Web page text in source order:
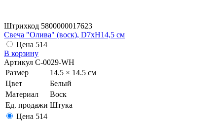
Штрихкод 5800000017623
Свеча "Олива" (воск), D7xH14,5 см
Цена 514
В корзину
Артикул C-0029-WH
Размер
14.5 × 14.5 см
Цвет
Белый
Материал
Воск
Ед. продажи Штука
Цена 514